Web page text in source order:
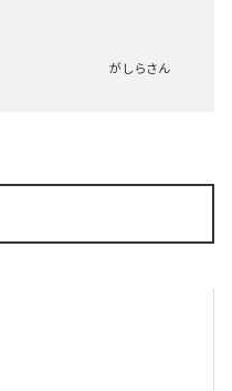
がしらさん